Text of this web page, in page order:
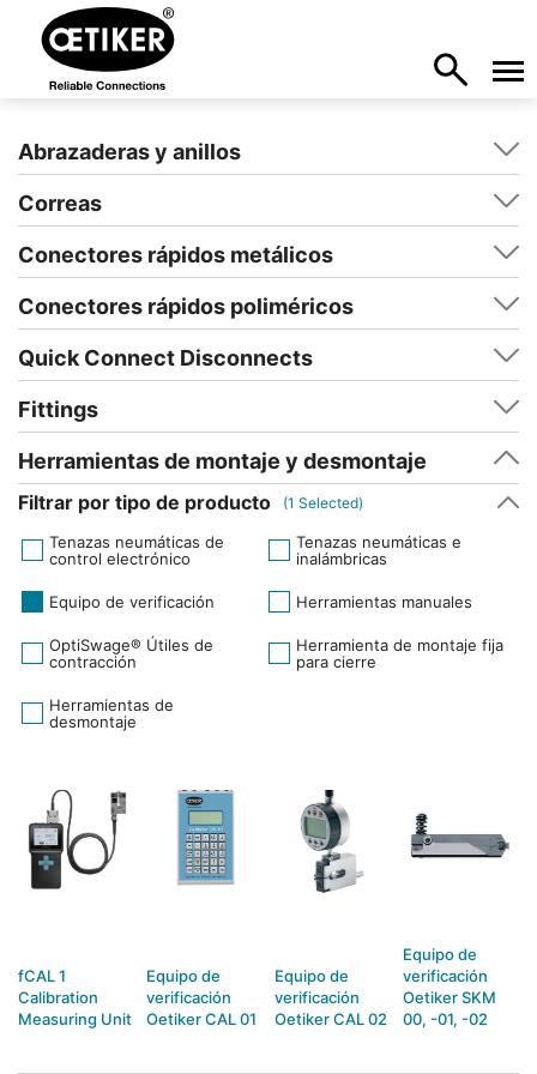
Abrazaderas y anillos
Correas
Conectores rápidos metálicos
Conectores rápidos poliméricos
Quick Connect Disconnects
Fittings
Herramientas de montaje y desmontaje
Filtrar por tipo de producto (1 Selected)
Tenazas neumáticas de
control electrónico
Tenazas neumáticas e
inalámbricas
Equipo de verificación Herramientas manuales
OptiSwage® Útiles de
contracción
Herramienta de montaje fija
para cierre
Herramientas de
desmontaje
fCAL 1
Calibration
Measuring Unit
Equipo de
verificación
Oetiker CAL 01
Equipo de
verificación
Oetiker CAL 02
Equipo de
verificación
Oetiker SKM
00, -01, -02